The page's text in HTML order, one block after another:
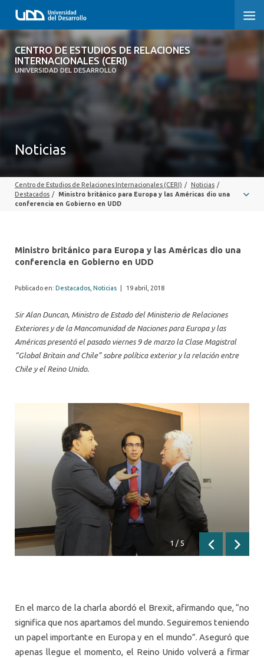
CENTRO DE ESTUDIOS DE RELACIONES
INTERNACIONALES (CERI)
UNIVERSIDAD DEL DESARROLLO
CENTRO DE ESTUDIOS DE RELACIONES
INTERNACIONALES (CERI)
INVESTIGACIÓN Y PUBLICACIONES
BOLETÍN PROSPECTIVA INTERNACIONAL
Noticias
Centro de Estudios de Relaciones Internacionales (CERI) / Noticias /
Destacados /
Ministro británico para Europa y las Américas dio una
conferencia en Gobierno en UDD
Ministro británico para Europa y las Américas dio una
conferencia en Gobierno en UDD
Publicado en: Destacados Noticias 19 abril, 2018
Sir Alan Duncan, Ministro de Estado del Ministerio de Relaciones
Exteriores y de la Mancomunidad de Naciones para Europa y las
Américas presentó el pasado viernes 9 de marzo la Clase Magistral
“Global Britain and Chile” sobre política exterior y la relación entre
Chile y el Reino Unido.
1 / 5
Anterior
En el marco de la charla abordó el Brexit, afirmando que, “no
significa que nos apartamos del mundo. Seguiremos teniendo
un papel importante en Europa y en el mundo”. Aseguró que
apenas llegue el momento, el Reino Unido volverá a firmar